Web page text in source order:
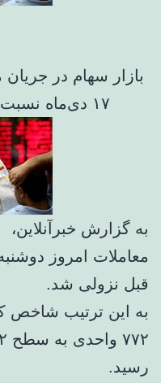
بازار سهام در
۱۷ دی‌ماه نسبت به‌روز قبل نزولی شد.
به گزارش
قبل نزولی شد.
رسید.